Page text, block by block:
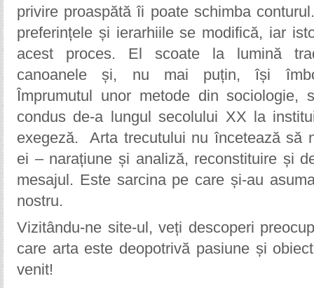
privire proaspătă îi poate schimba
preferințele și ierarhiile se modifică, iar
acest proces. El scoate la lumină
canoanele și, nu mai puțin, își
Împrumutul unor metode din sociologie,
condus de-a lungul secolului XX la
exegeză. Arta trecutului nu încetează să
ei –narațiune și analiză, reconstituire și
mesajul. Este sarcina pe care și-au
nostru.
Vizitându-ne site-ul, veți descoperi
care arta este deopotrivă pasiune și
venit!